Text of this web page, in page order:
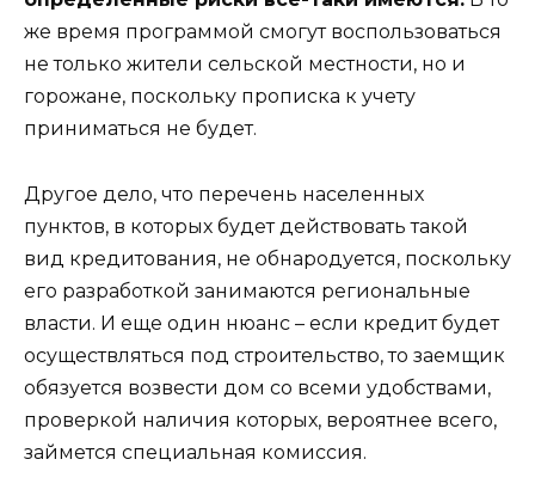
же время программой смогут воспользоваться
не только жители сельской местности, но и
горожане, поскольку прописка к учету
приниматься не будет.
Другое дело, что перечень населенных
пунктов, в которых будет действовать такой
вид кредитования, не обнародуется, поскольку
его разработкой занимаются региональные
власти. И еще один нюанс – если кредит будет
осуществляться под строительство, то заемщик
обязуется возвести дом со всеми удобствами,
проверкой наличия которых, вероятнее всего,
займется специальная комиссия.